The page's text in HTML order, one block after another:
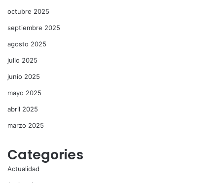
octubre 2025
septiembre 2025
agosto 2025
julio 2025
junio 2025
mayo 2025
abril 2025
marzo 2025
Categories
Actualidad